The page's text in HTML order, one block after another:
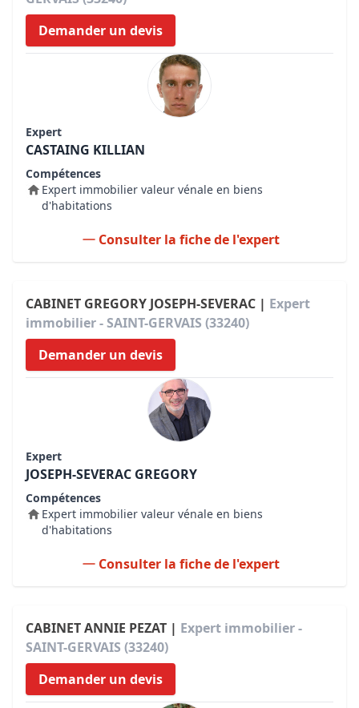
Demander un devis
Expert
CASTAING KILLIAN
Compétences
Expert immobilier valeur vénale en biens
d'habitations
Consulter la fiche de l'expert
CABINET GREGORY JOSEPH-SEVERAC | Expert
immobilier - SAINT-GERVAIS (33240)
Demander un devis
Expert
JOSEPH-SEVERAC GREGORY
Compétences
Expert immobilier valeur vénale en biens
d'habitations
Consulter la fiche de l'expert
CABINET ANNIE PEZAT | Expert immobilier -
SAINT-GERVAIS (33240)
Demander un devis